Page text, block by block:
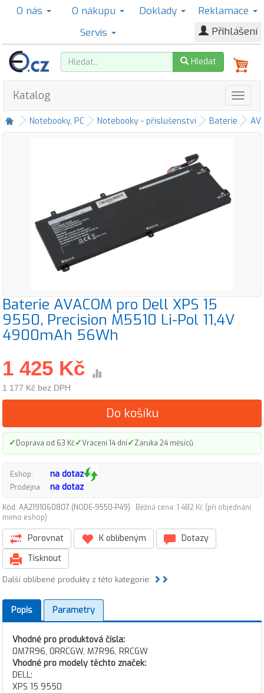
O nás O nákupu Doklady
Reklamace
Servis
Přihlášení
Hledat
Katalog
Notebooky, PC Notebooky - příslušenství Baterie
Baterie AVACOM pro Dell XPS 15
9550, Precision M5510 Li-Pol 11,4V
4900mAh 56Wh
1 425 Kč
1 177 Kč bez DPH
Do košíku
✓Doprava od 63 Kč✓Vrácení 14 dní✓Záruka 24 měsíců
Eshop: na dotaz
Prodejna: na dotaz
Kód: AA2191060807 (NODE-9550-P49)
Běžná cena: 1 482 Kč (při objednání
mimo eshop)
Porovnat K oblíbeným
Dotazy
Tisknout
Další oblíbené produkty z této kategorie:
Popis Parametry
Vhodné pro produktová čísla:
0M7R96, 0RRCGW, M7R96, RRCGW
Vhodné pro modely těchto značek:
DELL:
XPS 15 9550